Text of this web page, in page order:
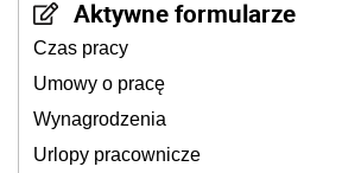
Aktywne formularze
Czas pracy
Umowy o pracę
Wynagrodzenia
Urlopy pracownicze